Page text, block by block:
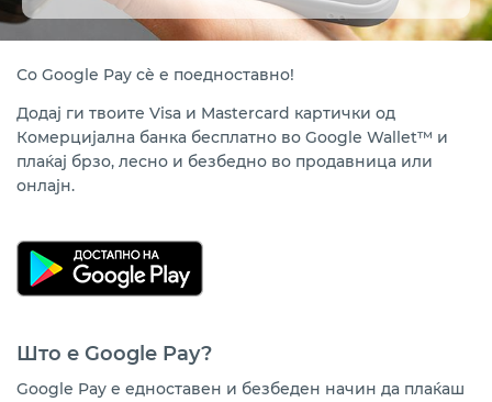
Банкомати
Помош и поддршка
Со Google Pay сè е поедноставно!
Додај ги твоите Visa и Mastercard картички од
Комерцијална банка бесплатно во Google Wallet™ и
плаќај брзо, лесно и безбедно во продавница или
онлајн.
Што е Google Pay?
Google Pay е едноставен и безбеден начин да плаќаш